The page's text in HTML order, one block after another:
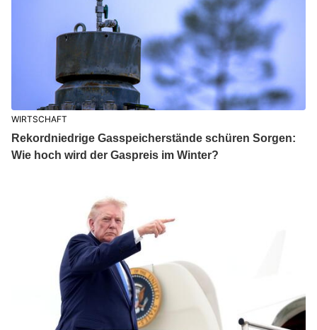
WIRTSCHAFT
Rekordniedrige Gasspeicherstände schüren Sorgen:
Wie hoch wird der Gaspreis im Winter?